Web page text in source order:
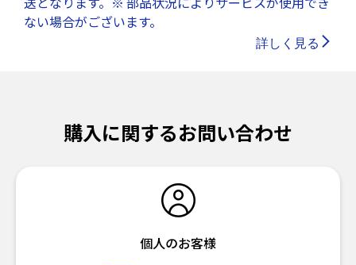
ない場合がございます。
詳しく見る
購入に関するお問い合わせ
個人のお客様